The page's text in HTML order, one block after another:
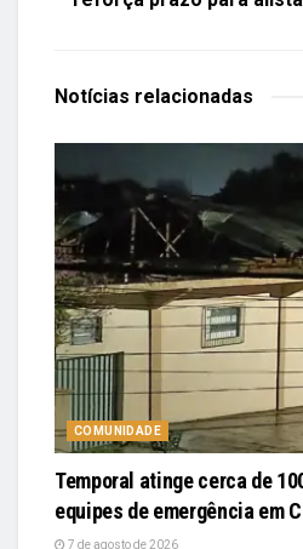
Notícias relacionadas
COMUNIDADE
Temporal atinge cerca de
equipes de emergência em
7 de agosto de 2026